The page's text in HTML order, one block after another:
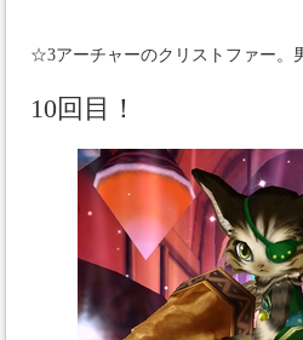
☆3アーチャーのクリストファー。
10回目！